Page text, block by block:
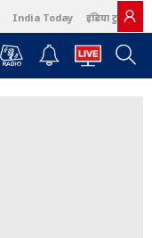
India Today इंडिया टुडे हिंदी